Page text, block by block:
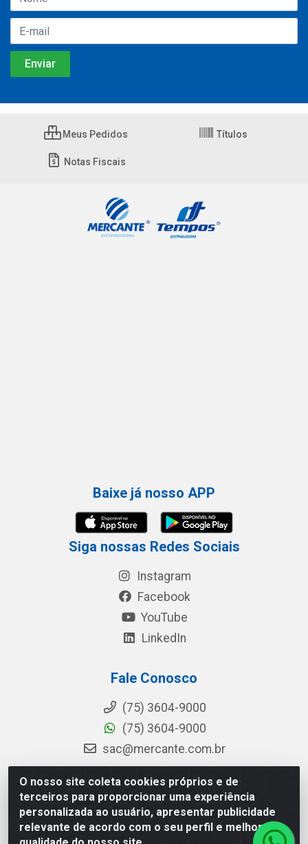
O nosso site coleta cookies próprios e de
terceiros para proporcionar uma experiência
personalizada ao usuário, apresentar publicidade
relevante de acordo com o seu perfil e melhorar a
Meus Pedidos Títulos
Notas Fiscais
Baixe já nosso APP
Siga nossas Redes Sociais
Instagram
Facebook
YouTube
LinkedIn
Fale Conosco
(75) 3604-9000
(75) 3604-9000
sac@mercante.com.br
Mercante Distribuidora - Rua Mercante, 699 - Aviário, Feira de
Santana/BA - CEP 44.096-218 - CNPJ 96.755.848/0001-08